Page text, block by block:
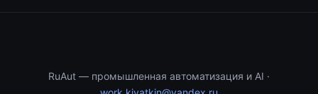
RuAut — промышленная автоматизация и AI ·